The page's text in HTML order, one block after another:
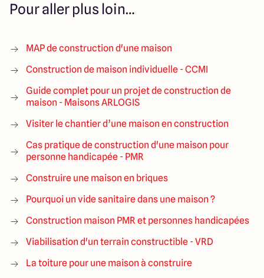
Pour aller plus loin…
MAP de construction d'une maison
Construction de maison individuelle - CCMI
Guide complet pour un projet de construction de
maison - Maisons ARLOGIS
Visiter le chantier d’une maison en construction
Cas pratique de construction d'une maison pour
personne handicapée - PMR
Construire une maison en briques
Pourquoi un vide sanitaire dans une maison ?
Construction maison PMR et personnes handicapées
Viabilisation d'un terrain constructible - VRD
La toiture pour une maison à construire